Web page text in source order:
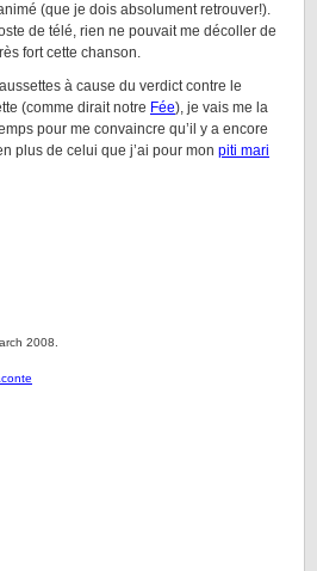
(que je dois absolument retrouver!).
de télé, rien ne pouvait me décoller de
fort cette chanson.
à cause du verdict contre le
(comme dirait notre Fée), je vais me la
pour me convaincre qu’il y a encore
plus de celui que j’ai pour mon piti mari
2008.